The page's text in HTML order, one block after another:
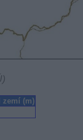
zemí (m)